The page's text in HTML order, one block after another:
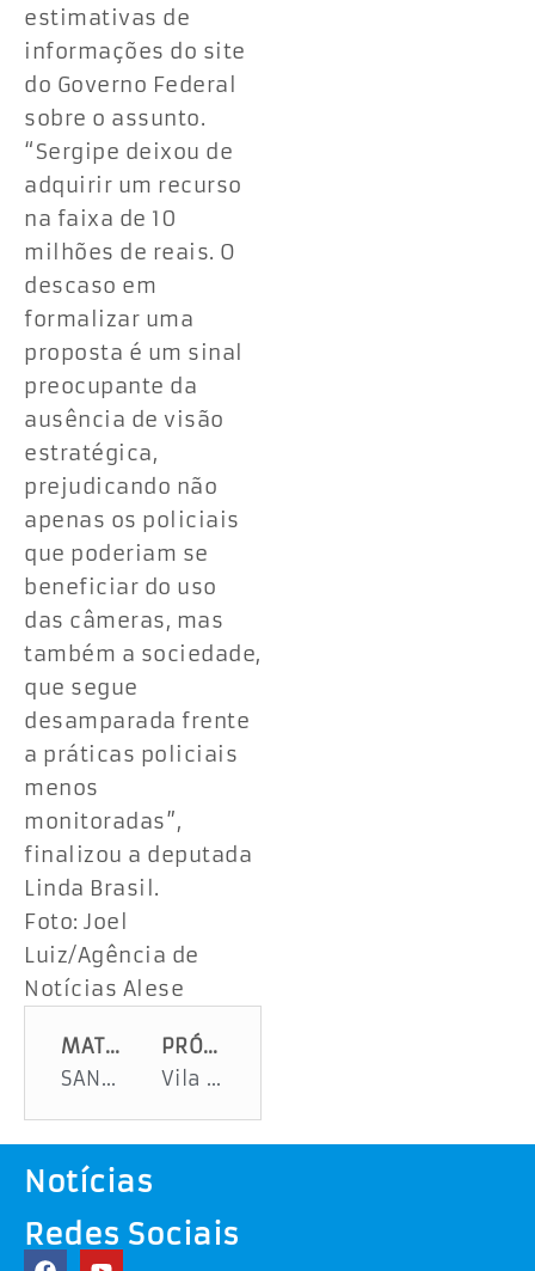
estimativas de
informações do site
do Governo Federal
sobre o assunto.
“Sergipe deixou de
adquirir um recurso
na faixa de 10
milhões de reais. O
descaso em
formalizar uma
proposta é um sinal
preocupante da
ausência de visão
estratégica,
prejudicando não
apenas os policiais
que poderiam se
beneficiar do uso
das câmeras, mas
também a sociedade,
que segue
desamparada frente
a práticas policiais
menos
monitoradas”,
finalizou a deputada
Linda Brasil.
Foto: Joel
Luiz/Agência de
Notícias Alese
MATÉRIA ANTERIOR
SANTA ISABEL TERÁ R4 5 MILHÕES EM EMENDAS
PRÓXIMA MATÉRIA
Vila do Natal Iluminado 2024 começa nesta sexta em Aracaju com recreação e programações culturais
Notícias
Redes Sociais